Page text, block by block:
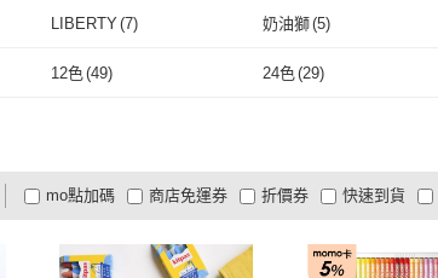
LIBERTY(7) 奶油獅(5)
安朵童舖 Chill Outdoor
LIBERTY
取消
12色(49) 24色(29)
51色以上(3)
折價券
有影片
商品有量
mo點加碼 快速到貨
大家電安心配
大家電快配
定期配/分次配
商店免運券
貨到付款
及以上 3 及以上 及以上 1 及以上